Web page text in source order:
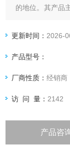
的地位。其产品
更新时间： 2026-
产品型号：
厂商性质：经销商
访 问 量： 2142
产品咨